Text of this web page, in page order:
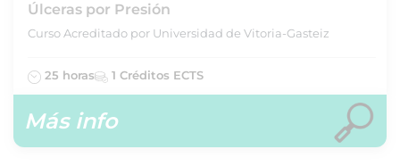
Úlceras por Presión
Curso Acreditado por Universidad de Vitoria-Gasteiz
25 horas 1 Créditos ECTS
Más info